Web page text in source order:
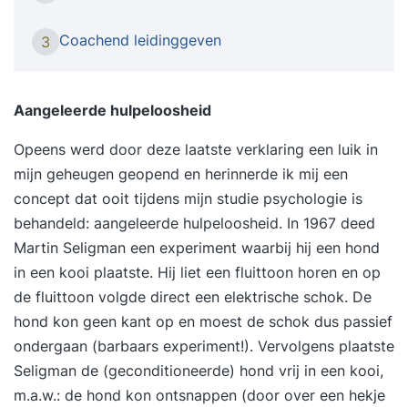
iets meer van wilt weten. Iemand die functie van
met meer cohesie waarin het werk allemaal wat
de werkvloer. Deze training is afgestemd op jouw
behoeften en wordt individueel gegeven. We
bekijken jouw situatie en niveau en passen ons
programma op jou aan. Jij bent uniek en hebt
waarschijnlijk nét iets anders nodig dan een
ander. Vraagstukken die we in de training
beantwoorden zijn bijvoorbeeld: Hoe zorg ik
voor onderlinge verbondenheid binnen mijn
team? Hoe ga ik om met weerstand en conflicten
binnen het team? Hoe zorg ik voor een gevoel
van controle en rust bij mezelf? En hoe zorg ik
3 Coachend leidinggeven
Aangeleerde hulpeloosheid
Opeens werd door deze laatste verklaring een luik in
mijn geheugen geopend en herinnerde ik mij een
concept dat ooit tijdens mijn studie psychologie is
behandeld: aangeleerde hulpeloosheid. In 1967 deed
Martin Seligman een experiment waarbij hij een hond
in een kooi plaatste. Hij liet een fluittoon horen en op
de fluittoon volgde direct een elektrische schok. De
hond kon geen kant op en moest de schok dus passief
ondergaan (barbaars experiment!). Vervolgens plaatste
Seligman de (geconditioneerde) hond vrij in een kooi,
m.a.w.: de hond kon ontsnappen (door over een hekje